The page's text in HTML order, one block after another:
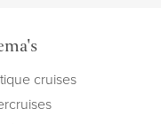
cruises